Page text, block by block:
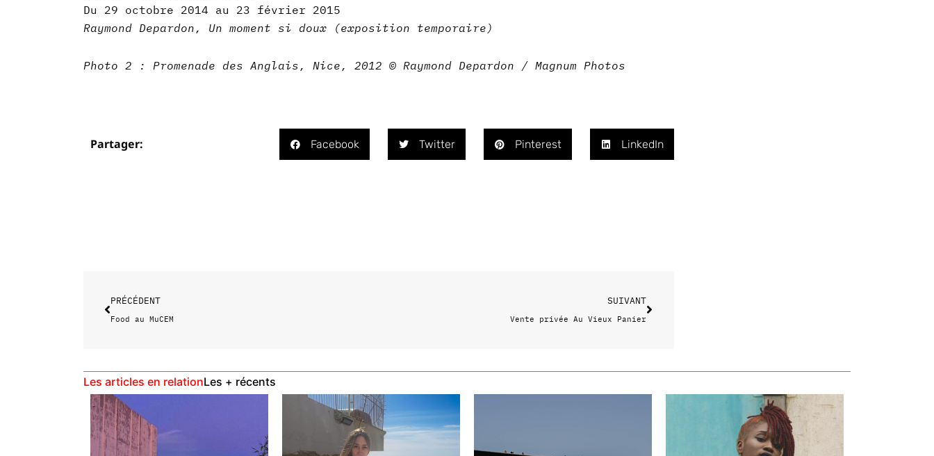
Du 29 octobre 2014 au 23 février 2015
Raymond Depardon, Un moment si doux (exposition temporaire)
Photo 2 : Promenade des Anglais, Nice, 2012 © Raymond Depardon / Magnum Photos
Partager: Facebook Twitter Pinterest LinkedIn
PRÉCÉDENT
Food au MuCEM
SUIVANT
Vente privée Au Vieux Panier
Les articles en relationLes + récents